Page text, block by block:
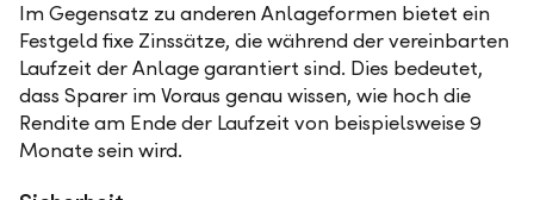
Im Gegensatz zu anderen Anlageformen bietet ein
Festgeld fixe Zinssätze, die während der vereinbarten
Laufzeit der Anlage garantiert sind. Dies bedeutet,
dass Sparer im Voraus genau wissen, wie hoch die
Rendite am Ende der Laufzeit von beispielsweise 9
Monate sein wird.